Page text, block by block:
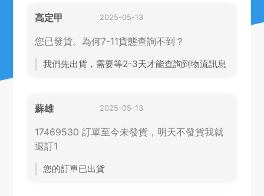
高定甲 2025-05-13
您已發貨。為何7-11貨態查詢不到？
我們先出貨，需要等2-3天才能查詢到物流訊息
蘇雄 2025-05-13
17469530 訂單至今未發貨，明天不發貨我就
退訂1
您的訂單已出貨